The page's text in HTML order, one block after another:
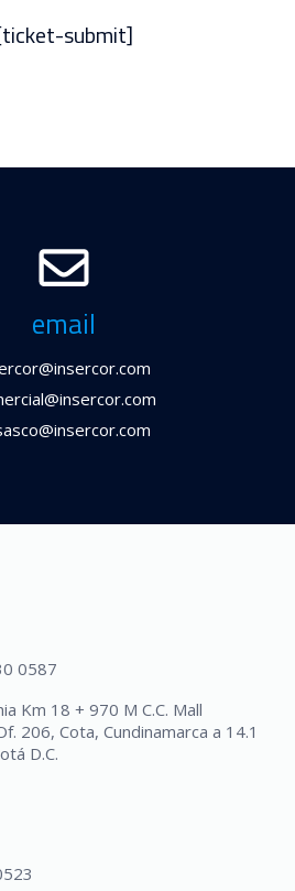
submit]
email
0587
Km 18 + 970 M C.C. Mall
206, Cota, Cundinamarca a 14.1
D.C.